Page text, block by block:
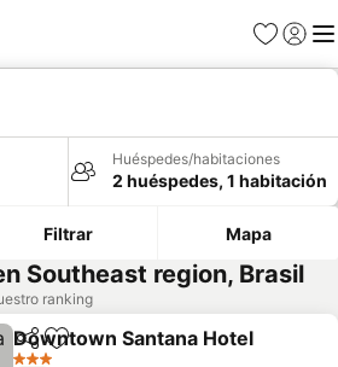
Favoritos
Iniciar
Huéspedes/habitaciones
2 huéspedes, 1 habitación
Filtrar Mapa
Southeast region, Brasil
ranking
CompartirAgregar a favoritos
Downtown Santana Hotel